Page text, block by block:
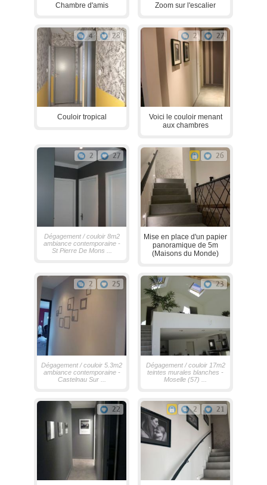
Chambre d'amis Zoom sur l'escalier
4 28
Couloir tropical
2 27
Voici le couloir menant
aux chambres
2 27
Dégagement / couloir 8m2
ambiance contemporaine -
St Pierre De Mons ...
26
Mise en place d'un papier
panoramique de 5m
(Maisons du Monde)
2 25
Dégagement / couloir 5.3m2
ambiance contemporaine -
Castelnau Sur ...
23
Dégagement / couloir 17m2
teintes murales blanches -
Moselle (57) ...
22 2 21